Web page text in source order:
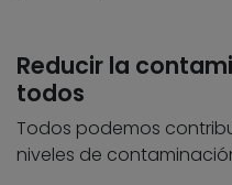
Reducir la
todos
Todos podemos
niveles de